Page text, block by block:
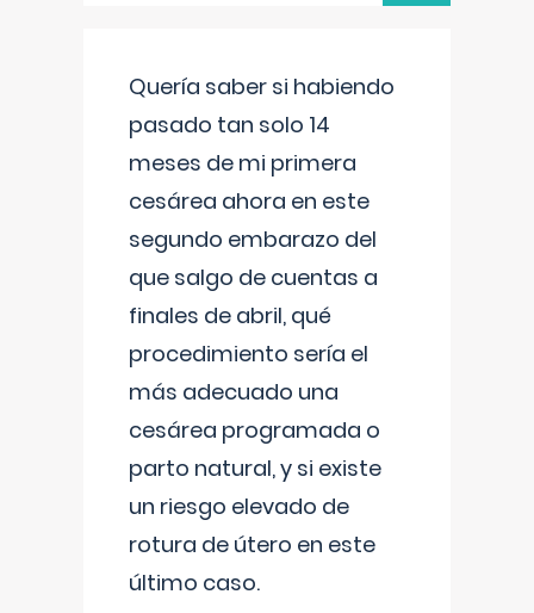
Quería saber si habiendo
pasado tan solo 14
meses de mi primera
cesárea ahora en este
segundo embarazo del
que salgo de cuentas a
finales de abril, qué
procedimiento sería el
más adecuado una
cesárea programada o
parto natural, y si existe
un riesgo elevado de
rotura de útero en este
último caso.